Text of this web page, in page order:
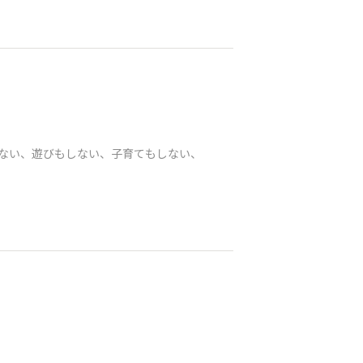
、遊びもしない、子育てもしない、